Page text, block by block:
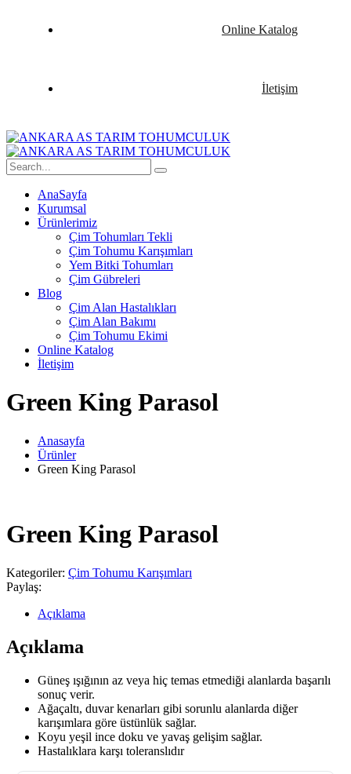
Online Katalog
İletişim
AnaSayfa
Kurumsal
Ürünlerimiz
Çim Tohumları Tekli
Çim Tohumu Karışımları
Yem Bitki Tohumları
Çim Gübreleri
Blog
Çim Alan Hastalıkları
Çim Alan Bakımı
Çim Tohumu Ekimi
Online Katalog
İletişim
Green King Parasol
Anasayfa
Ürünler
Green King Parasol
Green King Parasol
Kategoriler: Çim Tohumu Karışımları
Paylaş:
Açıklama
Açıklama
Güneş ışığının az veya hiç temas etmediği alanlarda başarılı
sonuç verir.
Ağaçaltı, duvar kenarları gibi sorunlu alanlarda diğer
karışımlara göre üstünlük sağlar.
Koyu yeşil ince doku ve yavaş gelişim sağlar.
Hastalıklara karşı toleranslıdır